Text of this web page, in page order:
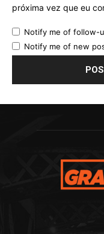
próxima vez que eu
Notify me of follow-
Notify me of new